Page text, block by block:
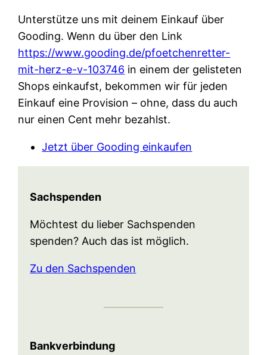
Unterstütze uns mit deinem Einkauf über
Gooding. Wenn du über den Link
https://www.gooding.de/pfoetchenretter-
mit-herz-e-v-103746 in einem der gelisteten
Shops einkaufst, bekommen wir für jeden
Einkauf eine Provision – ohne, dass du auch
nur einen Cent mehr bezahlst.
Jetzt über Gooding einkaufen
Sachspenden
Möchtest du lieber Sachspenden
spenden? Auch das ist möglich.
Zu den Sachspenden
Bankverbindung